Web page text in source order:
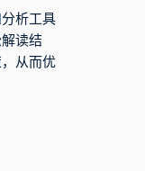
析工具
读结
从而优